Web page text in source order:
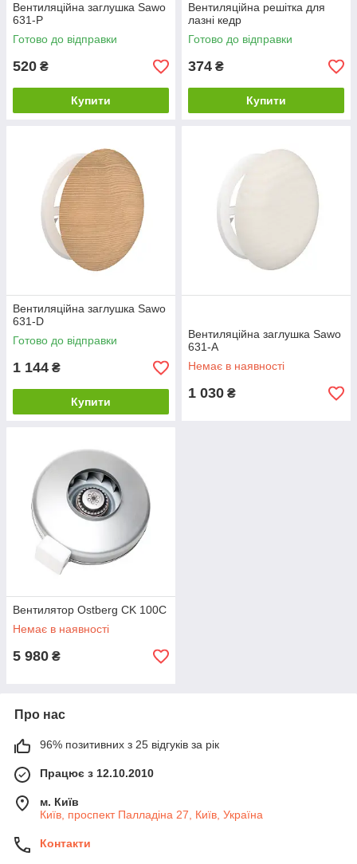
Вентиляційна заглушка Sawo
631-P
Готово до відправки
520 ₴
Купити
Вентиляційна решітка для
лазні кедр
Готово до відправки
374 ₴
Купити
Вентиляційна заглушка Sawo
631-D
Готово до відправки
1 144 ₴
Купити
Вентиляційна заглушка Sawo
631-A
Немає в наявності
1 030 ₴
Вентилятор Ostberg CK 100C
Немає в наявності
5 980 ₴
Про нас
96% позитивних з 25 відгуків за рік
Працює з 12.10.2010
м. Київ
Київ, проспект Палладіна 27, Київ, Україна
Контакти